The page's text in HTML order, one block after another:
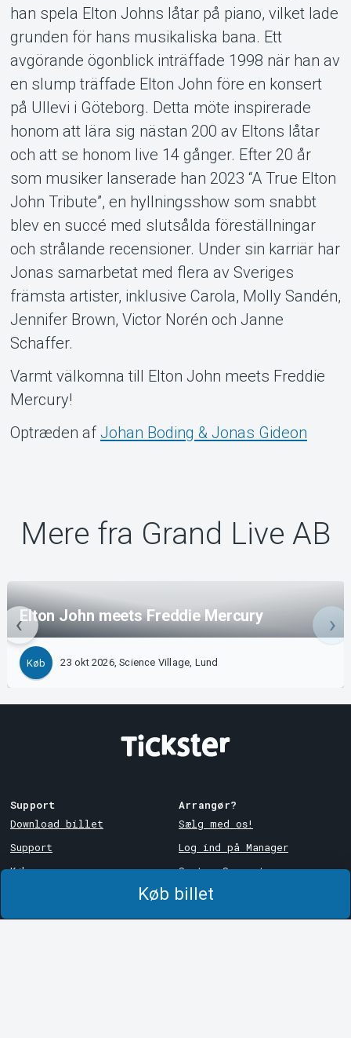
Køb billet
han spela Elton Johns låtar på piano, vilket lade
grunden för hans musikaliska bana. Ett
avgörande ögonblick inträffade 1998 när han av
en slump träffade Elton John före en konsert
på Ullevi i Göteborg. Detta möte inspirerade
honom att lära sig nästan 200 av Eltons låtar
och att se honom live 14 gånger. Efter 20 år
som musiker lanserade han 2023 “A True Elton
John Tribute”, en hyllningsshow som snabbt
blev en succé med slutsålda föreställningar
och strålande recensioner. Under sin karriär har
Jonas samarbetat med flera av Sveriges
främsta artister, inklusive Carola, Molly Sandén,
Jennifer Brown, Victor Norén och Janne
Schaffer.
Varmt välkomna till Elton John meets Freddie
Mercury!
Optræden af Johan Boding & Jonas Gideon
Mere fra Grand Live AB
Elton John meets Freddie Mercury
Køb 23 okt 2026, Science Village, Lund
Support
Download billet
Support
Købs- og
Arrangør?
Sælg med os!
Log ind på Manager
System Support